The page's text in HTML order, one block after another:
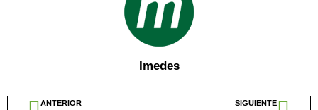
Imedes
ANTERIOR SIGUIENTE